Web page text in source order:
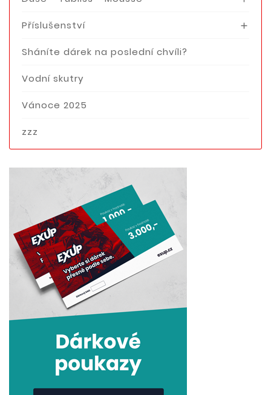
Příslušenství 
Sháníte dárek na poslední chvíli?
Vodní skutry
Vánoce 2025
zzz